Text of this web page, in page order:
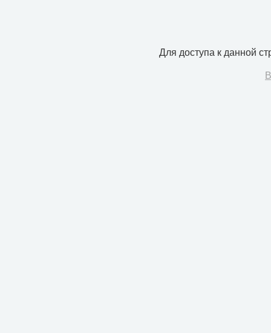
Для доступа к данной